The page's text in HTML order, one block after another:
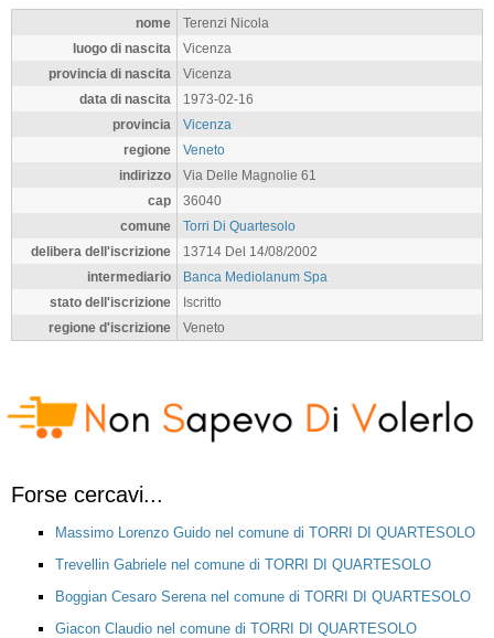
nome
Terenzi Nicola
luogo di nascita
Vicenza
provincia di nascita
Vicenza
data di nascita
1973-02-16
provincia
Vicenza
regione
Veneto
indirizzo
Via Delle Magnolie 61
cap
36040
comune
Torri Di Quartesolo
delibera dell'iscrizione
13714 Del 14/08/2002
intermediario
Banca Mediolanum Spa
stato dell'iscrizione
Iscritto
regione d'iscrizione
Veneto
Forse cercavi...
Massimo Lorenzo Guido nel comune di TORRI DI QUARTESOLO
Trevellin Gabriele nel comune di TORRI DI QUARTESOLO
Boggian Cesaro Serena nel comune di TORRI DI QUARTESOLO
Giacon Claudio nel comune di TORRI DI QUARTESOLO